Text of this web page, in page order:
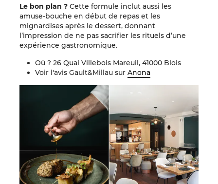
Le bon plan ? Cette formule inclut aussi les
amuse-bouche en début de repas et les
mignardises après le dessert, donnant
l’impression de ne pas sacrifier les rituels d’une
expérience gastronomique.
Où ? 26 Quai Villebois Mareuil, 41000 Blois
Voir l'avis Gault&Millau sur Anona